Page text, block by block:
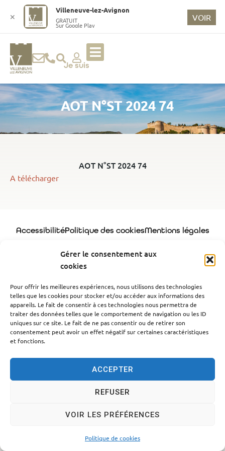
Gérer le consentement aux
cookies
Pour offrir les meilleures expériences, nous utilisons des technologies
telles que les cookies pour stocker et/ou accéder aux informations des
appareils. Le fait de consentir à ces technologies nous permettra de
traiter des données telles que le comportement de navigation ou les ID
uniques sur ce site. Le fait de ne pas consentir ou de retirer son
consentement peut avoir un effet négatif sur certaines caractéristiques
et fonctions.
ACCEPTER
REFUSER
VOIR LES PRÉFÉRENCES
Politique de cookies
ri
n
ci
Je suis
AOT N°ST 2024 74
AOT N°ST 2024 74
A télécharger
AccessibilitéPolitique des cookiesMentions légales
© 2024 - Propulsé par Utopia
✕
Villeneuve-lez-Avignon
GRATUIT
Sur Google Play
VOIR